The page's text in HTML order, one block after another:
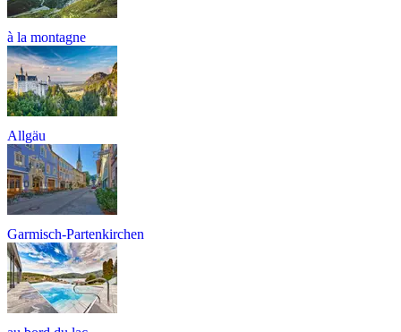
à la montagne
Allgäu
Garmisch-Partenkirchen